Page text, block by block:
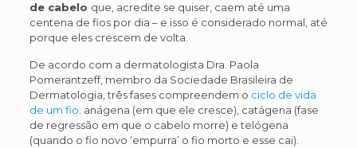
de cabelo que, acredite se quiser, caem até uma
centena de fios por dia – e isso é considerado normal, até
porque eles crescem de volta.
De acordo com a dermatologista Dra. Paola
Pomerantzeff, membro da Sociedade Brasileira de
Dermatologia, três fases compreendem o ciclo de vida
de um fio: anágena (em que ele cresce), catágena (fase
de regressão em que o cabelo morre) e telógena
(quando o fio novo ‘empurra’ o fio morto e esse cai).